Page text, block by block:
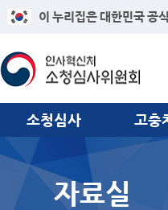
이 누리집은 대한민국 공
소청심사 고충
자료실